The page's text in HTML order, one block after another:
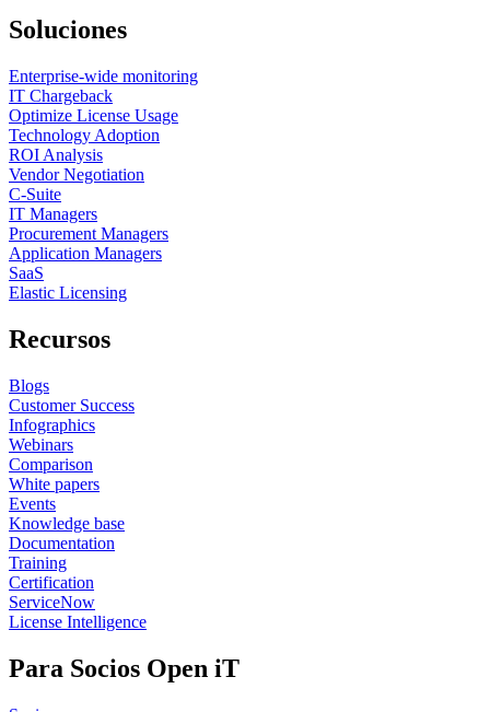
Soluciones
Enterprise-wide monitoring
IT Chargeback
Optimize License Usage
Technology Adoption
ROI Analysis
Vendor Negotiation
C-Suite
IT Managers
Procurement Managers
Application Managers
SaaS
Elastic Licensing
Recursos
Blogs
Customer Success
Infographics
Webinars
Comparison
White papers
Events
Knowledge base
Documentation
Training
Certification
ServiceNow
License Intelligence
Para Socios Open iT